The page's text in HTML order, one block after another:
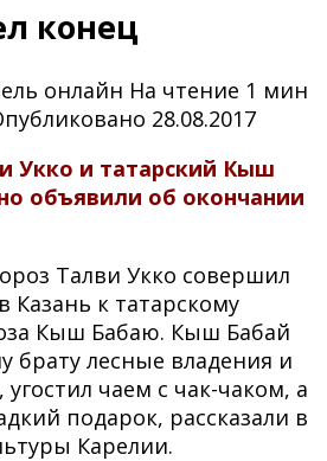
конец
онлайн На чтение 1 мин
28.08.2017
Укко и татарский Кыш
объявили об окончании
Талви Укко совершил
Казань к татарскому
Кыш Бабаю. Кыш Бабай
брату лесные владения и
чаем с чак-чаком, а
подарок, рассказали в
Карелии.